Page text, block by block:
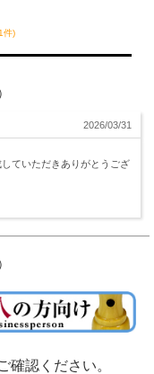
件)
2026/03/31
ていただきありがとうござ
確認ください。